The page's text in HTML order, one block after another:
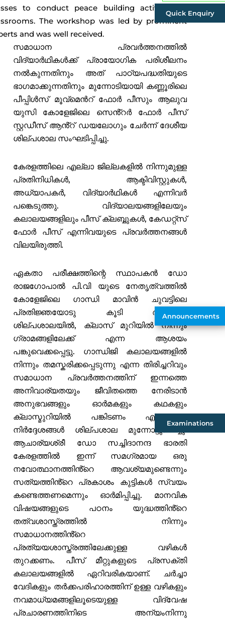
Quick Enquiry
Announcements
Examinations
to conduct peace building activities in
The workshop was led by prominent
and was well received.
സമാധാന പ്രവർത്തനത്തിൽ
വിദ്യാർഥികൾക്ക് പ്രായോഗിക പരിശീലനം
നൽകുന്നതിനും അത് പാഠ്യപദ്ധതിയുടെ
ഭാഗമാക്കുന്നതിനും മുന്നോടിയായി കണ്ണൂരിലെ
പീപ്പിൾസ് മൂവ്മെൻറ് ഫോർ പീസും ആലുവ
യുസി കോളേജിലെ സെൻ്റർ ഫോർ പീസ്
സ്റ്റഡീസ് ആൻ്റ് ഡയലോഗും ചേർന്ന് ദേശീയ
ശില്പശാല സംഘടിപ്പിച്ചു.
കേരളത്തിലെ എല്ലാ ജില്ലകളിൽ നിന്നുമുള്ള
പ്രതിനിധികൾ, ആക്ടിവിസ്റ്റുകൾ,
അധ്യാപകർ, വിദ്യാർഥികൾ എന്നിവർ
പങ്കെടുത്തു. വിദ്യാലയങ്ങളിലേയും
കലാലയങ്ങളിലും പീസ് ക്ലബ്ബുകൾ, കേഡറ്റ്സ്
ഫോർ പീസ് എന്നിവയുടെ പ്രവർത്തനങ്ങൾ
വിലയിരുത്തി.
ഏകതാ പരീക്ഷത്തിന്റെ സ്ഥാപകൻ ഡോ
രാജഗോപാൽ പി.വി യുടെ നേതൃത്വത്തിൽ
കോളേജിലെ ഗാന്ധി മാവിൻ ചുവട്ടിലെ
പ്രതിജ്ഞയോടു കൂടി ആരംഭിച്ച
ശില്പശാലയിൽ, ക്ലാസ് മുറിയിൽ നിന്നും
ഗ്രാമങ്ങളിലേക്ക് എന്ന ആശയം
പങ്കുവെക്കപ്പെട്ടു. ഗാന്ധിജി കലാലയങ്ങളിൽ
നിന്നും തമസ്കരിക്കപ്പെടുന്നു എന്ന തിരിച്ചറിവും
സമാധാന പ്രവർത്തനത്തിന് ഇന്നത്തെ
അനിവാര്യതയും ജീവിതത്തെ നേരിടാൻ
അനുഭവങ്ങളും ഓർമകളും കഥകളും
ക്ലാസ്മുറിയിൽ പങ്കിടണം എന്നുമുള്ള
നിർദ്ദേശങ്ങൾ ശില്പശാല മുന്നോട്ടുവെച്ചു.
ആചാര്യശ്രീ ഡോ സച്ചിദാനന്ദ ഭാരതി
കേരളത്തിൽ ഇന്ന് സമഗ്രമായ ഒരു
നവോത്ഥാനത്തിൻ്റെ ആവശ്യമുണ്ടെന്നും
സത്യത്തിൻ്റെ പ്രകാശം കുട്ടികൾ സ്വയം
കണ്ടെത്തണമെന്നും ഓർമിപ്പിച്ചു. മാനവിക
വിഷയങ്ങളുടെ പഠനം യുദ്ധത്തിൻ്റെ
തത്വശാസ്ത്രത്തിൽ നിന്നും
സമാധാനത്തിൻ്റെ
പ്രത്യയശാസ്ത്രത്തിലേക്കുള്ള വഴികൾ
തുറക്കണം. പീസ് മീറ്റുകളുടെ പ്രസക്തി
കലാലയങ്ങളിൽ ഏറിവരികയാണ്. ചർച്ചാ
വേദികളും തർക്കപരിഹാരത്തിന് ഉള്ള വഴികളും
നവമാധ്യമങ്ങളിലൂടെയുള്ള വിദ്വേഷ
പ്രചാരണത്തിനിടെ അന്യംനിന്നു